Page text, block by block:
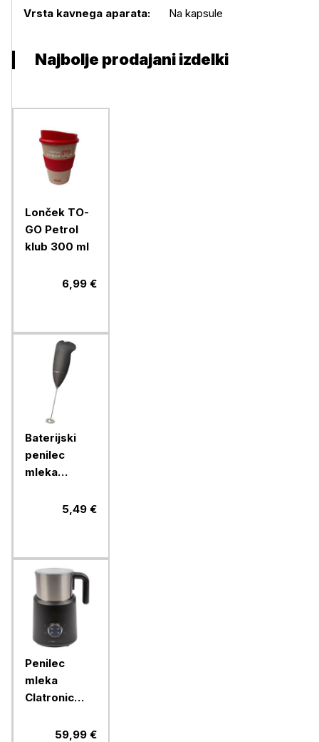
Vrsta kavnega aparata:
Na kapsule
Najbolje prodajani izdelki
Lonček TO-
GO Petrol
klub 300 ml
6,99 €
Baterijski
penilec
mleka
MS30895,49 €
Penilec
mleka
Clatronic
59,99 €